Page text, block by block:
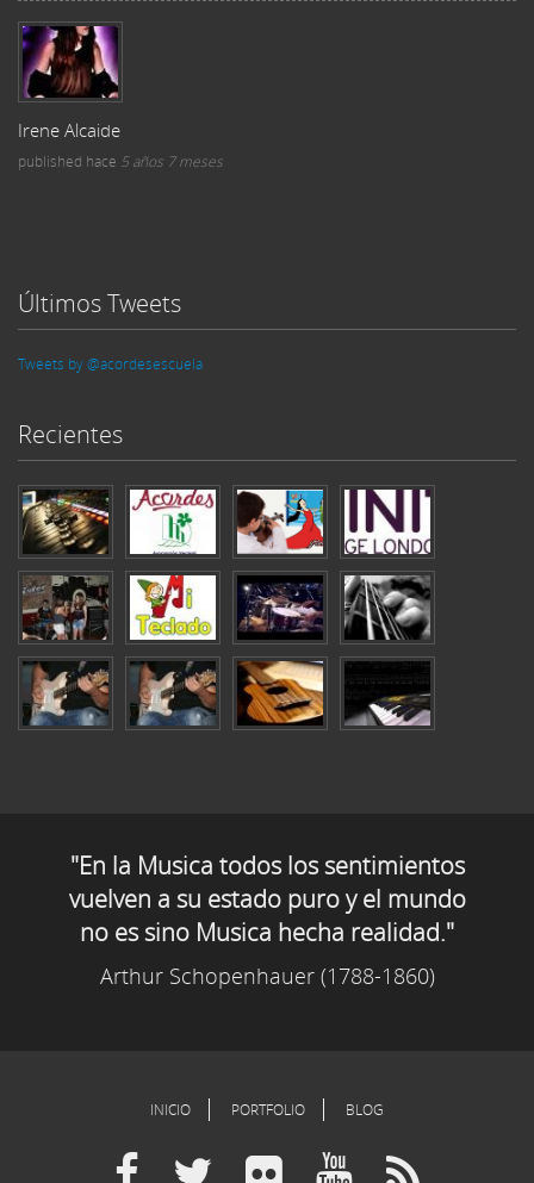
Irene Alcaide
published hace 5 años 7 meses
Últimos Tweets
Tweets by @acordesescuela
Recientes
"En la Musica todos los sentimientos
vuelven a su estado puro y el mundo
no es sino Musica hecha realidad."
Arthur Schopenhauer (1788-1860)
INICIO PORTFOLIO BLOG